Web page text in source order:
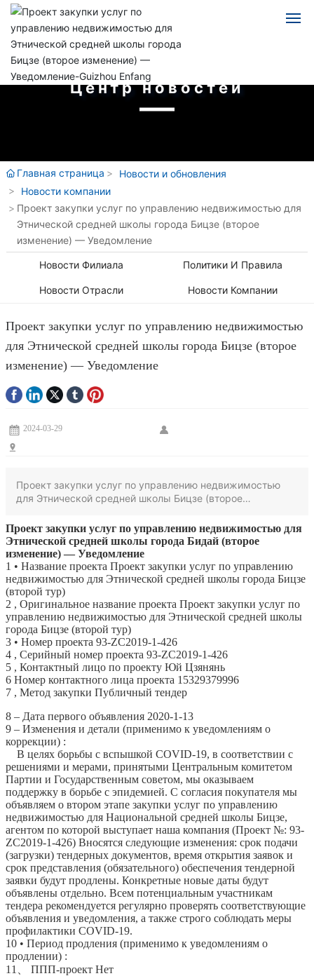
Блог
Бизнес
Выступление
Набор сотрудников
Обновления проекта
Контакт
ОА
Центр новостей
Главная страница
Новости и обновления
Новости компании
Проект закупки услуг по управлению недвижимостью для
Этнической средней школы города Бицзе (второе
изменение) — Уведомление
Новости Филиала Политики И Правила
Новости Отрасли Новости Компании
Проект закупки услуг по управлению недвижимостью
для Этнической средней школы города Бицзе (второе
изменение) — Уведомление
2024-03-29
Проект закупки услуг по управлению недвижимостью
для Этнической средней школы Бицзе (второе
Проект закупки услуг по управлению недвижимостью
для Этнической средней школы Бицзе (второе
изменение) 2. Исходное наименование проекта: Проект
закупки услуг по управлению недвижимостью для
Этнической средней школы Бицзе (второе изменение) 3.
Номер проекта: 93-ZC2019-1-426 4. Порядковый номер
проекта: 93-ZC2019-1-426 5. Контактное лицо по
проекту: Юй Цзянъянь 6. Телефон контактного лица по
проекту: 15329379996 7. Способ закупки: Открытый
тендер 8. Дата первого объявления: 13.01.2020 9.
Изменения и подробности
Проект закупки услуг по управлению недвижимостью для
Этнической средней школы города Бидай (второе
изменение) — Уведомление
1 • Название проекта Проект закупки услуг по управлению
недвижимостью для Этнической средней школы города Бицзе
(второй тур)
2 , Оригинальное название проекта Проект закупки услуг по
управлению недвижимостью для Этнической средней школы
города Бицзе (второй тур)
3 • Номер проекта 93-ZC2019-1-426
4 , Серийный номер проекта 93-ZC2019-1-426
5 , Контактный лицо по проекту Юй Цзянянь
6 Номер контактного лица проекта 15329379996
7 , Метод закупки Публичный тендер
8 – Дата первого объявления 2020-1-13
9 – Изменения и детали (применимо к уведомлениям о
коррекции) :
В целях борьбы с вспышкой COVID-19, в соответствии с
решениями и мерами, принятыми Центральным комитетом
Партии и Государственным советом, мы оказываем
поддержку в борьбе с эпидемией. С согласия покупателя мы
объявляем о втором этапе закупки услуг по управлению
недвижимостью для Национальной средней школы Бицзе,
агентом по которой выступает наша компания (Проект №: 93-
ZC2019-1-426) Вносятся следующие изменения: срок подачи
(загрузки) тендерных документов, время открытия заявок и
срок представления (обязательного) обеспечения тендерной
заявки будут продлены. Конкретные новые даты будут
объявлены отдельно. Всем потенциальным участникам
тендера рекомендуется регулярно проверять соответствующие
объявления и уведомления, а также строго соблюдать меры
профилактики COVID-19.
10 • Период продления (применимо к уведомлениям о
продлении) :
11
ППП-проект Нет